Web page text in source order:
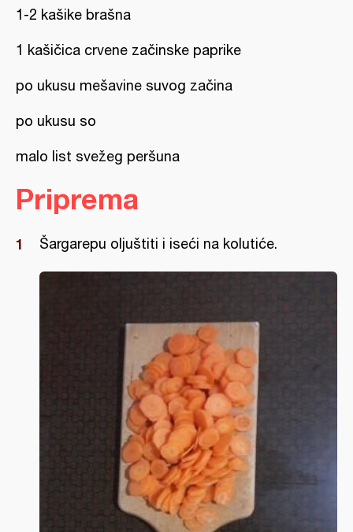
1-2 kašike brašna
1 kašičica crvene začinske paprike
po ukusu mešavine suvog začina
po ukusu so
malo list svežeg peršuna
Priprema
Šargarepu oljuštiti i iseći na kolutiće.